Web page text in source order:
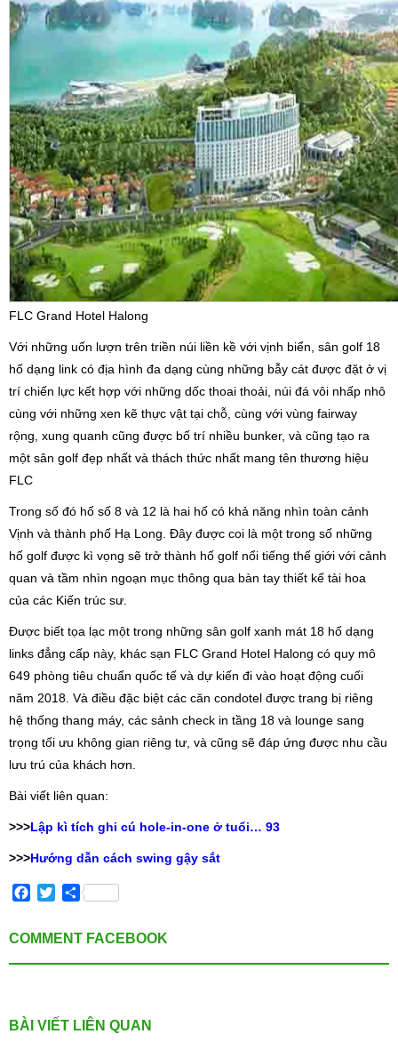
FLC Grand Hotel Halong
Với những uốn lượn trên triền núi liền kề với vịnh biển, sân golf 18
hố dạng link có địa hình đa dạng cùng những bẫy cát được đặt ở vị
trí chiến lực kết hợp với những dốc thoai thoải, núi đá vôi nhấp nhô
cùng với những xen kẽ thực vật tại chỗ, cùng với vùng fairway
rộng, xung quanh cũng được bố trí nhiều bunker, và cũng tạo ra
một sân golf đẹp nhất và thách thức nhất mang tên thương hiệu
FLC
Trong số đó hố số 8 và 12 là hai hố có khả năng nhìn toàn cảnh
Vịnh và thành phố Hạ Long. Đây được coi là một trong số những
hố golf được kì vọng sẽ trở thành hố golf nổi tiếng thế giới với cảnh
quan và tầm nhìn ngoạn mục thông qua bàn tay thiết kế tài hoa
của các Kiến trúc sư.
Được biết tọa lạc một trong những sân golf xanh mát 18 hố dạng
links đẳng cấp này, khác sạn FLC Grand Hotel Halong có quy mô
649 phòng tiêu chuẩn quốc tế và dự kiến đi vào hoạt động cuối
năm 2018. Và điều đặc biệt các căn condotel được trang bị riêng
hệ thống thang máy, các sảnh check in tầng 18 và lounge sang
trọng tối ưu không gian riêng tư, và cũng sẽ đáp ứng được nhu cầu
lưu trú của khách hơn.
Bài viết liên quan:
>>>Lập kì tích ghi cú hole-in-one ở tuổi… 93
>>>Hướng dẫn cách swing gậy sắt
Facebook
TwitterShare
COMMENT FACEBOOK
BÀI VIẾT LIÊN QUAN